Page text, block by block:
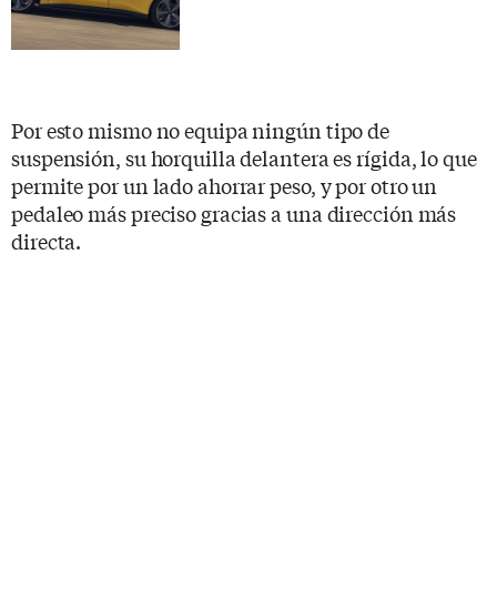
Por esto mismo no equipa ningún tipo de
suspensión, su horquilla delantera es rígida, lo que
permite por un lado ahorrar peso, y por otro un
pedaleo más preciso gracias a una dirección más
directa.